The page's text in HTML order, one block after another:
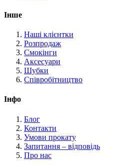
Інше
Наші клієнтки
Розпродаж
Смокінги
Аксесуари
Шубки
Співробітництво
Інфо
Блог
Контакти
Умови прокату
Запитання – відповідь
Про нас